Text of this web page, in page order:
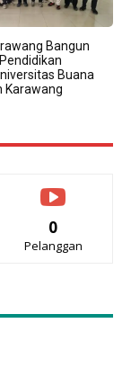
Bangun
Buana
Karawang
0
Pelanggan